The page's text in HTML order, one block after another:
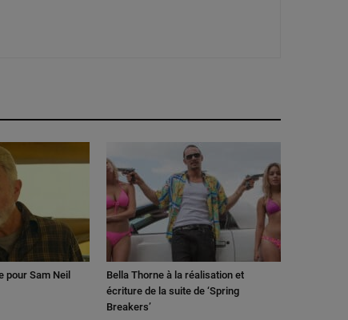
pour Sam Neil
Bella Thorne à la réalisation et
écriture de la suite de ‘Spring
Breakers’